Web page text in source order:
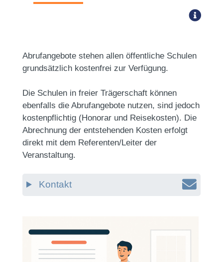
Abrufangebote stehen allen öffentliche Schulen
grundsätzlich kostenfrei zur Verfügung.
Die Schulen in freier Trägerschaft können
ebenfalls die Abrufangebote nutzen, sind jedoch
kostenpflichtig (Honorar und Reisekosten). Die
Abrechnung der entstehenden Kosten erfolgt
direkt mit dem Referenten/Leiter der
Veranstaltung.
Kontakt